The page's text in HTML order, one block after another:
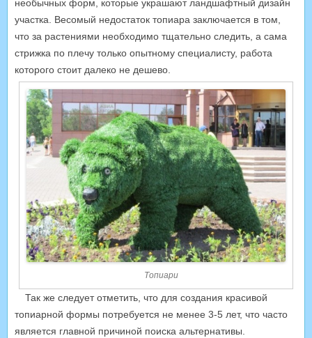
необычных форм, которые украшают ландшафтный дизайн
участка. Весомый недостаток топиара заключается в том,
что за растениями необходимо тщательно следить, а сама
стрижка по плечу только опытному специалисту, работа
которого стоит далеко не дешево.
Топиари
Так же следует отметить, что для создания красивой
топиарной формы потребуется не менее 3-5 лет, что часто
является главной причиной поиска альтернативы.